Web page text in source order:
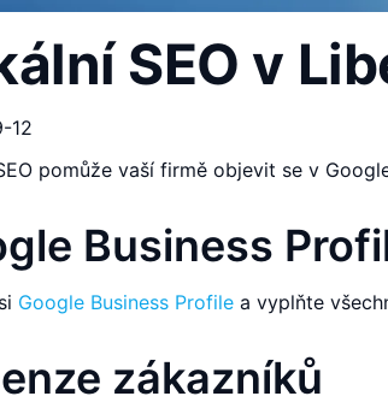
SEO v
12
pomůže vaší firmě objevit se v
Business
Google Business Profile a vyplňte
zákazníků